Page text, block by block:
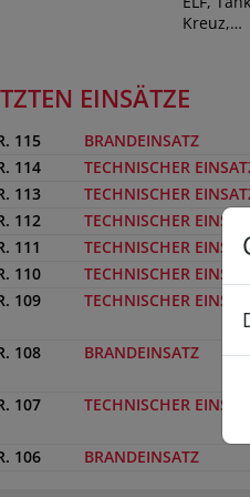
Kreuz,…
EINSÄTZE
115 BRANDEINSATZ
114 TECHNISCHER
113 TECHNISCHER
112 TECHNISCHER EINSATZ
111 TECHNISCHER
110 TECHNISCHER EINSATZ
109 TECHNISCHER EINSATZ
108 BRANDEINSATZ
107 TECHNISCHER EINSATZ
106 BRANDEINSATZ